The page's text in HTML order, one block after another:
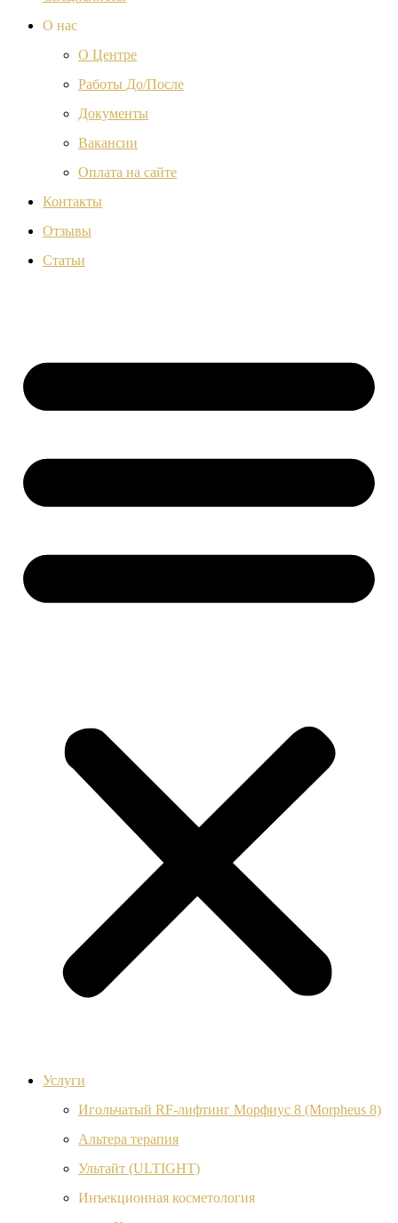
О нас
О Центре
Работы До/После
Документы
Вакансии
Оплата на сайте
Контакты
Отзывы
Статьи
Услуги
Игольчатый RF-лифтинг Морфиус 8 (Morpheus 8)
Альтера терапия
Ультайт (ULTIGHT)
Инъекционная косметология